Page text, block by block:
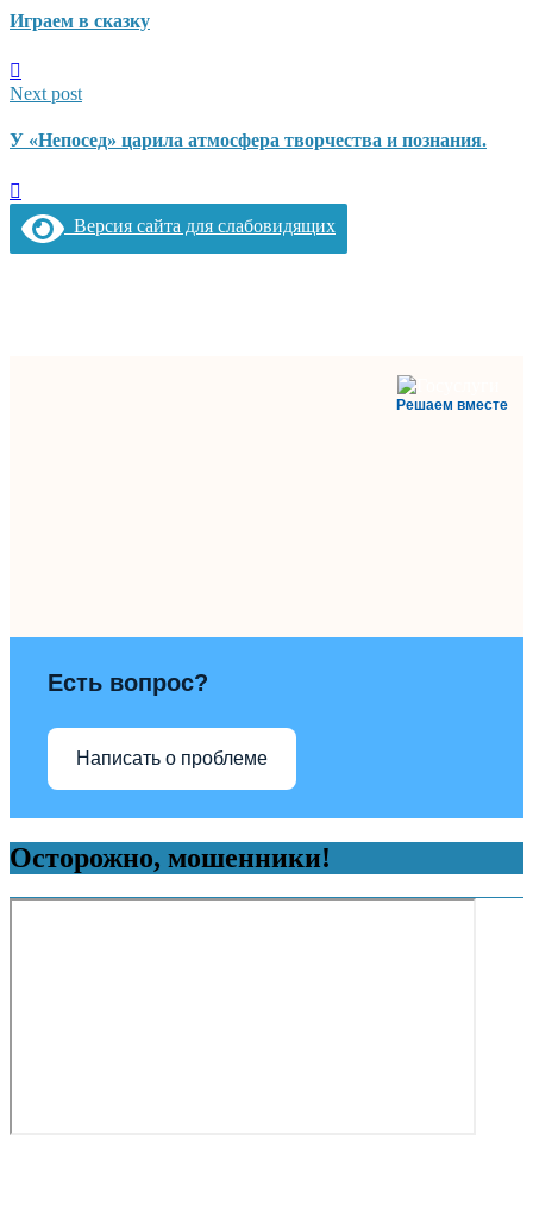
Играем в сказку
Next post
У «Непосед» царила атмосфера творчества и познания.
Версия сайта для слабовидящих
Решаем вместе
Есть вопрос?
Написать о проблеме
Осторожно, мошенники!